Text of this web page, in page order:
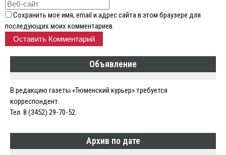
Сохранить моё имя, email и адрес сайта в этом браузере для
последующих моих комментариев.
Объявление
В редакцию газеты «Тюменский курьер» требуется
корреспондент.
Тел. 8 (3452) 29-70-52.
Архив по дате